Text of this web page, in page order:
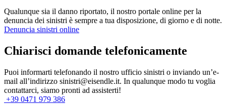
Qualunque sia il danno riportato, il nostro portale online per la
denuncia dei sinistri è sempre a tua disposizione, di giorno e di notte.
Denuncia sinistri online
Chiarisci domande telefonicamente
Puoi informarti telefonando il nostro ufficio sinistri o inviando un’e-
mail all’indirizzo sinistri@eisendle.it. In qualunque modo tu voglia
contattarci, siamo pronti ad assisterti!
+39 0471 979 386